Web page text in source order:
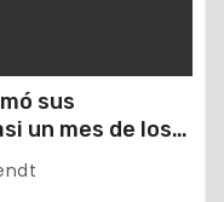
sus
un mes de los